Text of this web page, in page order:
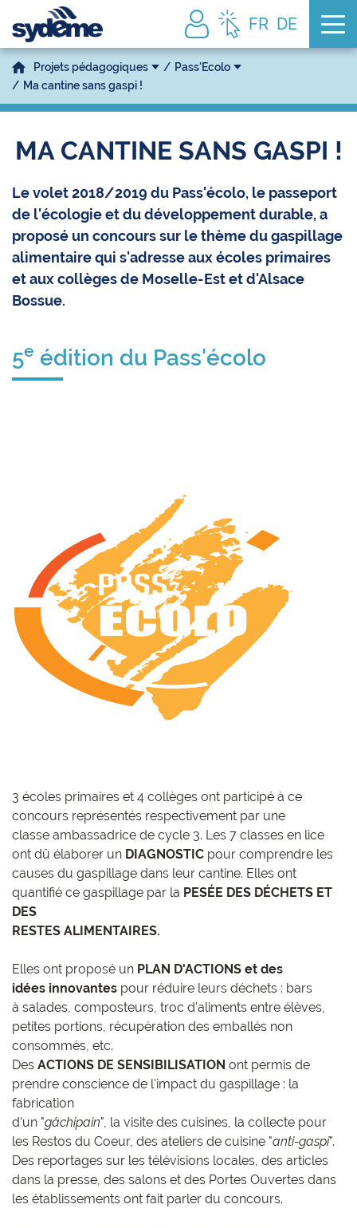
FR DE
Projets pédagogiques
Pass'Ecolo
Ma cantine sans gaspi !
MA CANTINE SANS GASPI !
Le volet 2018/2019 du Pass'écolo, le passeport
de l'écologie et du développement durable, a
proposé un concours sur le thème du gaspillage
alimentaire qui s'adresse aux écoles primaires
et aux collèges de Moselle-Est et d'Alsace
Bossue.
5e édition du Pass'écolo
3 écoles primaires et 4 collèges ont participé à ce
concours représentés respectivement par une
classe ambassadrice de cycle 3. Les 7 classes en lice
ont dû élaborer un DIAGNOSTIC pour comprendre les
causes du gaspillage dans leur cantine. Elles ont
quantifié ce gaspillage par la PESÉE DES DÉCHETS ET
DES
RESTES ALIMENTAIRES.
Elles ont proposé un PLAN D'ACTIONS et des
idées innovantes pour réduire leurs déchets : bars
à salades, composteurs, troc d'aliments entre élèves,
petites portions, récupération des emballés non
consommés, etc.
Des ACTIONS DE SENSIBILISATION ont permis de
prendre conscience de l'impact du gaspillage : la
fabrication
d'un "gâchipain", la visite des cuisines, la collecte pour
les Restos du Coeur, des ateliers de cuisine "anti-gaspi".
Des reportages sur les télévisions locales, des articles
dans la presse, des salons et des Portes Ouvertes dans
les établissements ont fait parler du concours.